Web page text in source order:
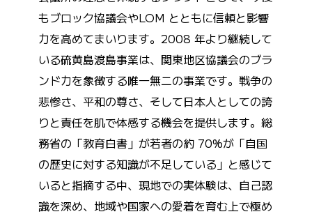
もブロック協議会やLOM とともに信頼と影響
力を高めてまいります。2008 年より継続して
いる硫黄島渡島事業は、関東地区協議会のブラ
ンド力を象徴する唯一無二の事業です。戦争の
悲惨さ、平和の尊さ、そして日本人としての誇
りと責任を肌で体感する機会を提供します。総
務省の「教育白書」が若者の約 70%が「自国
の歴史に対する知識が不足している」と感じて
いると指摘する中、現地での実体験は、自己認
識を深め、地域や国家への愛着を育む上で極め